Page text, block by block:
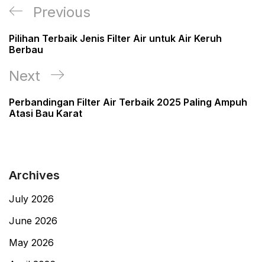
Post
Previous
Post
Previous
Pilihan Terbaik Jenis Filter Air untuk Air Keruh
Berbau
Next
Post
Next
Perbandingan Filter Air Terbaik 2025 Paling Ampuh
Atasi Bau Karat
Archives
July 2026
June 2026
May 2026